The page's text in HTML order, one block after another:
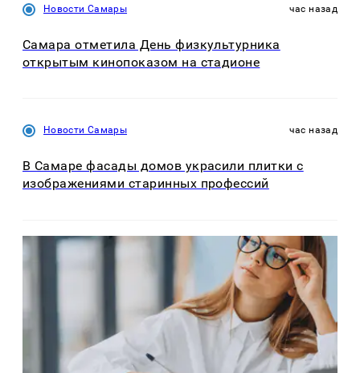
Новости Самары час назад
Самара отметила День физкультурника
открытым кинопоказом на стадионе
Новости Самары час назад
В Самаре фасады домов украсили плитки с
изображениями старинных профессий